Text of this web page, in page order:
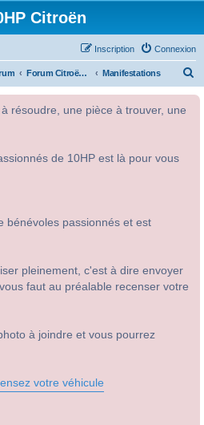
Citroën
Connexion
Inscription
Forum Citroën 10HP Manifestations
résoudre, une pièce à trouver, une
de 10HP est là pour vous
bénévoles passionnés et est
pleinement, c'est à dire envoyer
faut au préalable recenser votre
à joindre et vous pourrez
votre véhicule